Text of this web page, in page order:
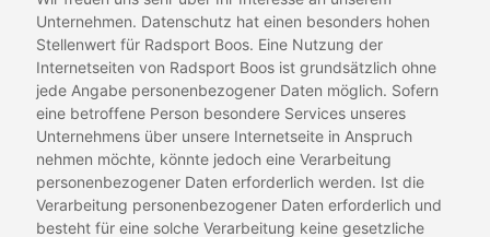
Unternehmen. Datenschutz hat einen besonders hohen
Stellenwert für Radsport Boos. Eine Nutzung der
Internetseiten von Radsport Boos ist grundsätzlich ohne
jede Angabe personenbezogener Daten möglich. Sofern
eine betroffene Person besondere Services unseres
Unternehmens über unsere Internetseite in Anspruch
nehmen möchte, könnte jedoch eine Verarbeitung
personenbezogener Daten erforderlich werden. Ist die
Verarbeitung personenbezogener Daten erforderlich und
besteht für eine solche Verarbeitung keine gesetzliche